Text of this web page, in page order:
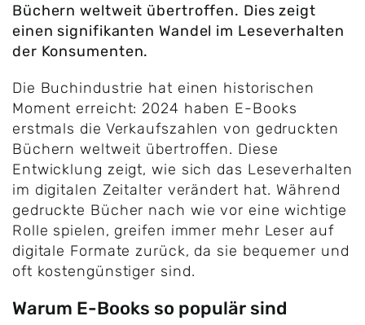
Büchern weltweit übertroffen. Dies zeigt
einen signifikanten Wandel im Leseverhalten
der Konsumenten.
Die Buchindustrie hat einen historischen
Moment erreicht: 2024 haben E-Books
erstmals die Verkaufszahlen von gedruckten
Büchern weltweit übertroffen. Diese
Entwicklung zeigt, wie sich das Leseverhalten
im digitalen Zeitalter verändert hat. Während
gedruckte Bücher nach wie vor eine wichtige
Rolle spielen, greifen immer mehr Leser auf
digitale Formate zurück, da sie bequemer und
oft kostengünstiger sind.
Warum E-Books so populär sind